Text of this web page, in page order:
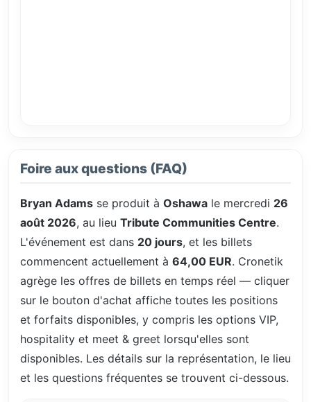
Foire aux questions (FAQ)
Bryan Adams se produit à Oshawa le mercredi 26
août 2026, au lieu Tribute Communities Centre.
L'événement est dans 20 jours, et les billets
commencent actuellement à 64,00 EUR. Cronetik
agrège les offres de billets en temps réel — cliquer
sur le bouton d'achat affiche toutes les positions
et forfaits disponibles, y compris les options VIP,
hospitality et meet & greet lorsqu'elles sont
disponibles. Les détails sur la représentation, le lieu
et les questions fréquentes se trouvent ci-dessous.